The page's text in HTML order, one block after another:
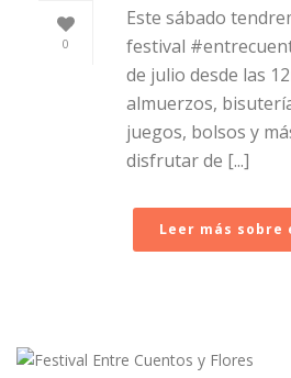
0
Este sábado
festival
de julio desde las
almuerzos,
juegos, bolsos y
disfrutar de [...]
Leer más